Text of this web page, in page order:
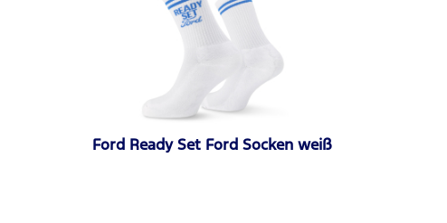
Ford Ready Set Ford Socken weiß